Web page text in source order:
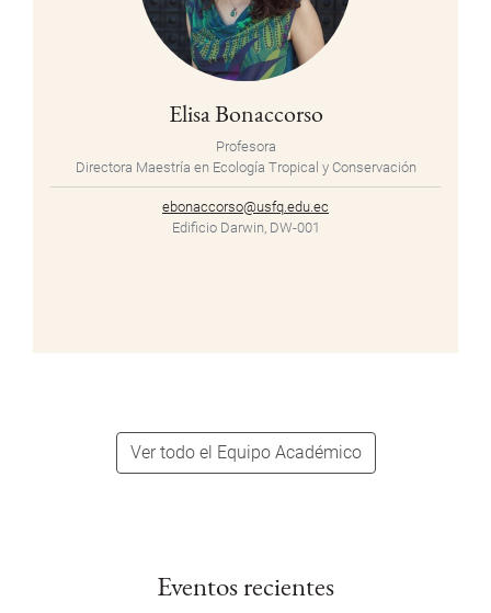
Elisa Bonaccorso
Profesora
Directora Maestría en Ecología Tropical y Conservación
ebonaccorso@usfq.edu.ec
Edificio Darwin, DW-001
Ver todo el Equipo Académico
Eventos recientes